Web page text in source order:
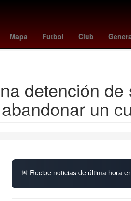
Mapa Futbol Club
telefonía móvil clima celaya
Vivienda para los Trabajadores
detención
un
🚨 Recibe noticias de última hora